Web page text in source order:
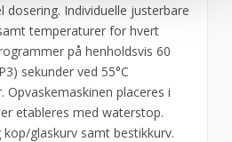
dosering. Individuelle justerbare
temperaturer for hvert
på henholdsvis 60
sekunder ved 55°C
placeres i
etableres med waterstop.
glaskurv samt bestikkurv.